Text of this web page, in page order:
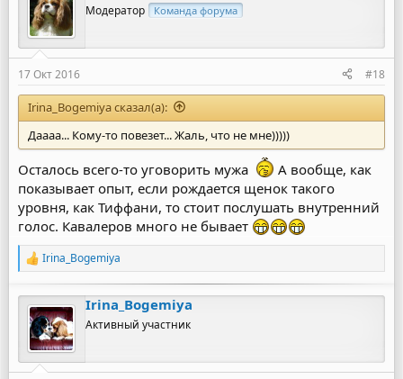
Модератор Команда форума
17 Окт 2016 #18
Irina_Bogemiya сказал(а):
Даааа... Кому-то повезет... Жаль, что не мне)))))
Осталось всего-то уговорить мужа
А вообще, как
показывает опыт, если рождается щенок такого
уровня, как Тиффани, то стоит послушать внутренний
голос. Кавалеров много не бывает
Р
а
к
ц
и
и
:
Irina_Bogemiya
Irina_Bogemiya
Активный участник